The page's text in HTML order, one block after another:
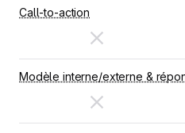
Call-to-action
Modèle interne/externe &